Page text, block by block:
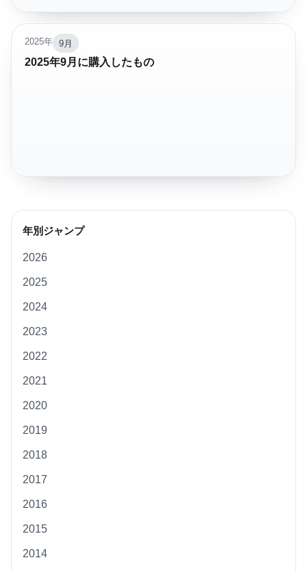
2025年 9月
2025年9月に購入したもの
年別ジャンプ
2026
2025
2024
2023
2022
2021
2020
2019
2018
2017
2016
2015
2014